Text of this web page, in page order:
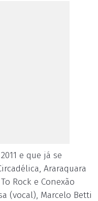
e que já se
Araraquara
Rock e Conexão
(vocal), Marcelo Betti